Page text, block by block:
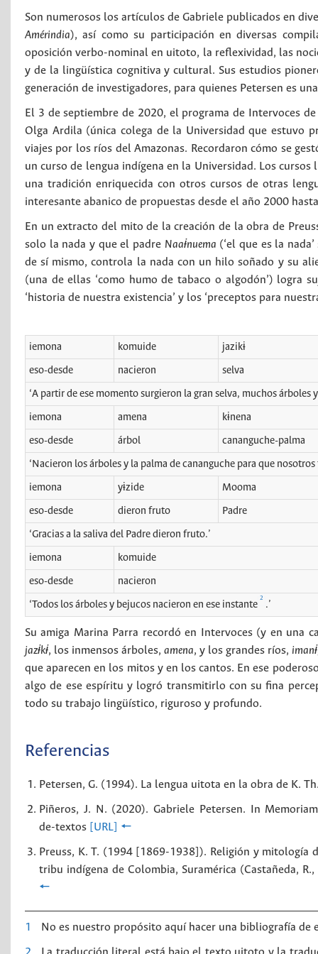
Son numerosos los artículos de Gabriele publicados en
Amérindia), así como su participación en diversas
oposición verbo-nominal en uitoto, la reflexividad, las
y de la lingüística cognitiva y cultural. Sus estudios
generación de investigadores, para quienes Petersen es
El 3 de septiembre de 2020, el programa de Intervoces
Olga Ardila (única colega de la Universidad que estuvo
viajes por los ríos del Amazonas. Recordaron cómo se
un curso de lengua indígena en la Universidad. Los
una tradición enriquecida con otros cursos de otras
interesante abanico de propuestas desde el año 2000
En un extracto del mito de la creación de la obra de
solo la nada y que el padre Naaɨnuema (‘el que es la
de sí mismo, controla la nada con un hilo soñado y su
(una de ellas ‘como humo de tabaco o algodón’) logra
‘historia de nuestra existencia’ y los ‘preceptos para
iemona komuide jazikɨ
eso-desde nacieron selva
‘A partir de ese momento surgieron la gran selva, muchos árboles
iemona amena kɨnena
eso-desde árbol cananguche-palma
‘Nacieron los árboles y la palma de cananguche para que
iemona yɨzide Mooma
eso-desde dieron fruto Padre
‘Gracias a la saliva del Padre dieron fruto.’
iemona komuide
eso-desde nacieron
‘Todos los árboles y bejucos nacieron en ese instante
2
.’
Su amiga Marina Parra recordó en Intervoces (y en una
jazɨkɨ, los inmensos árboles,amena, y los grandes ríos,
que aparecen en los mitos y en los cantos. En ese
algo de ese espíritu y logró transmitirlo con su fina
todo su trabajo lingüístico, riguroso y profundo.
Referencias
Petersen, G. (1994). La lengua uitota en la obra de K.
Piñeros, J. N. (2020). Gabriele Petersen. In
de-textos
[URL] 🠔
Preuss, K. T. (1994 [1869-1938]). Religión y mitología
tribu indígena de Colombia, Suramérica (Castañeda,
🠔
1 No es nuestro propósito aquí hacer una bibliografía de